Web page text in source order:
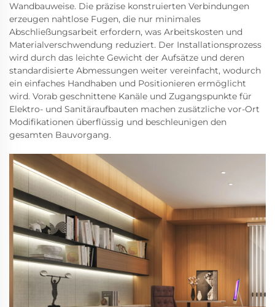
Wandbauweise. Die präzise konstruierten Verbindungen
erzeugen nahtlose Fugen, die nur minimales
Abschließungsarbeit erfordern, was Arbeitskosten und
Materialverschwendung reduziert. Der Installationsprozess
wird durch das leichte Gewicht der Aufsätze und deren
standardisierte Abmessungen weiter vereinfacht, wodurch
ein einfaches Handhaben und Positionieren ermöglicht
wird. Vorab geschnittene Kanäle und Zugangspunkte für
Elektro- und Sanitäraufbauten machen zusätzliche vor-Ort
Modifikationen überflüssig und beschleunigen den
gesamten Bauvorgang.